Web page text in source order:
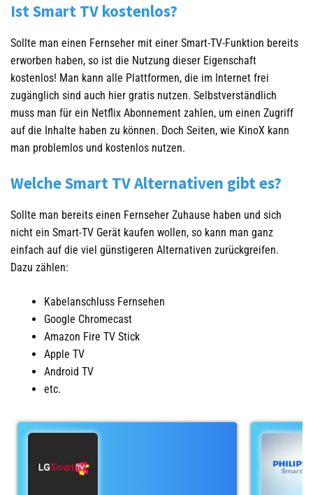
Ist Smart TV kostenlos?
Sollte man einen Fernseher mit einer Smart-TV-Funktion bereits
erworben haben, so ist die Nutzung dieser Eigenschaft
kostenlos! Man kann alle Plattformen, die im Internet frei
zugänglich sind auch hier gratis nutzen. Selbstverständlich
muss man für ein Netflix Abonnement zahlen, um einen Zugriff
auf die Inhalte haben zu können. Doch Seiten, wie KinoX kann
man problemlos und kostenlos nutzen.
Welche Smart TV Alternativen gibt es?
Sollte man bereits einen Fernseher Zuhause haben und sich
nicht ein Smart-TV Gerät kaufen wollen, so kann man ganz
einfach auf die viel günstigeren Alternativen zurückgreifen.
Dazu zählen:
Kabelanschluss Fernsehen
Google Chromecast
Amazon Fire TV Stick
Apple TV
Android TV
etc.